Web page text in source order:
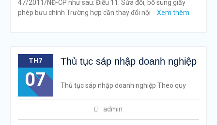
47/2011/NĐ-CP như sau: Điều 11. Sửa đổi, bổ sung giấy
phép bưu chính Trường hợp cần thay đổi nội
Xem thêm
TH7
07
Thủ tục sáp nhập doanh nghiệp
admin
Thủ tục sáp nhập doanh nghiệp Theo quy